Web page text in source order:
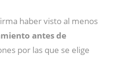
haber visto al menos
antes de
por las que se elige